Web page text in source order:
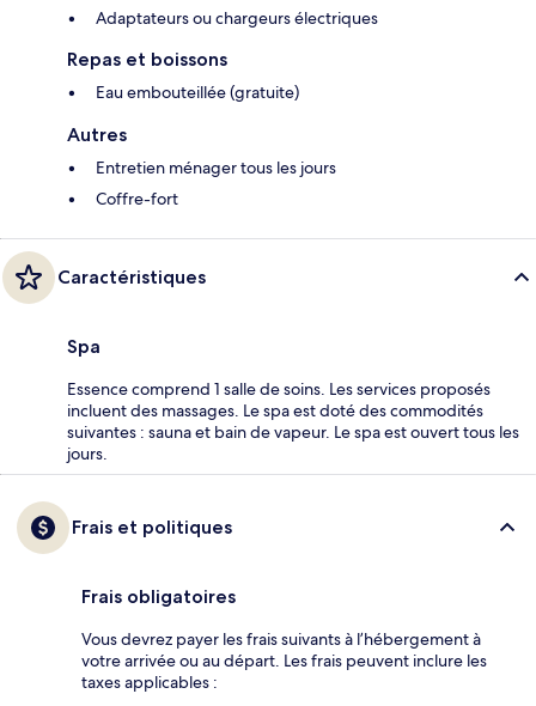
Adaptateurs ou chargeurs électriques
Repas et boissons
Eau embouteillée (gratuite)
Autres
Entretien ménager tous les jours
Coffre-fort
Caractéristiques
Spa
Essence comprend 1 salle de soins. Les services proposés
incluent des massages. Le spa est doté des commodités
suivantes : sauna et bain de vapeur. Le spa est ouvert tous les
jours.
Frais et politiques
Frais obligatoires
Vous devrez payer les frais suivants à l’hébergement à
votre arrivée ou au départ. Les frais peuvent inclure les
taxes applicables :